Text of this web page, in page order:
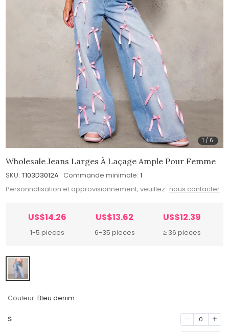
1 / 6
Wholesale Jeans Larges À Laçage Ample Pour Femme
SKU: T103D3012A Commande minimale: 1
Personnalisation et approvisionnement, veuillez nous contacter
US$14.26
1-5 pieces
US$13.62
6-35 pieces
US$12.39
≥ 36 pieces
Couleur: Bleu denim
S 0